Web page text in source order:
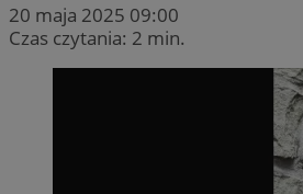
20 maja 2025 09:00
Czas czytania: 2 min.